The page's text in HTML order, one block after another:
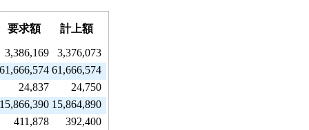
要求額 計上額
3,386,169
3,376,073
61,666,574 61,666,574
24,837
24,750
15,866,390 15,864,890
411,878
392,400